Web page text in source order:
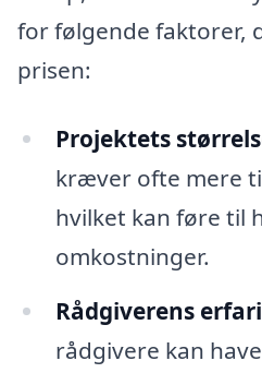
for følgende faktorer,
prisen:
Projektets
kræver ofte mere
hvilket kan føre til
omkostninger.
Rådgiverens
rådgivere kan